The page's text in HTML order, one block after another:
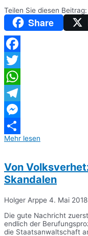
Teilen Sie diesen Beitrag:
Share
Facebook
Twitter
WhatsApp
Telegram
Messenger
Teilen
Mehr lesen
Von
Skandalen
Holger Arppe 4. Mai 2018
Die gute Nachricht
endlich der
die Staatsanwaltschaft